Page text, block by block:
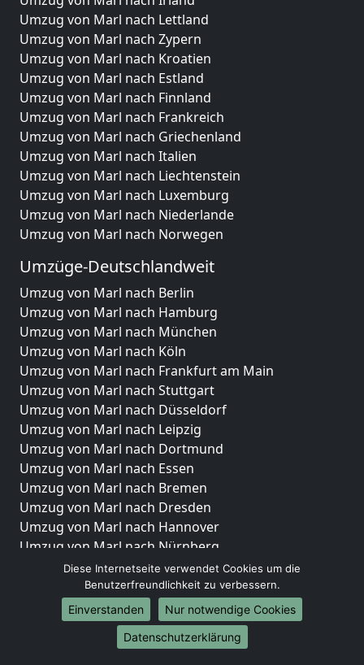
Umzug von Marl nach Lettland
Umzug von Marl nach Zypern
Umzug von Marl nach Kroatien
Umzug von Marl nach Estland
Umzug von Marl nach Finnland
Umzug von Marl nach Frankreich
Umzug von Marl nach Griechenland
Umzug von Marl nach Italien
Umzug von Marl nach Liechtenstein
Umzug von Marl nach Luxemburg
Umzug von Marl nach Niederlande
Umzug von Marl nach Norwegen
Umzüge-Deutschlandweit
Umzug von Marl nach Berlin
Umzug von Marl nach Hamburg
Umzug von Marl nach München
Umzug von Marl nach Köln
Umzug von Marl nach Frankfurt am Main
Umzug von Marl nach Stuttgart
Umzug von Marl nach Düsseldorf
Umzug von Marl nach Leipzig
Umzug von Marl nach Dortmund
Umzug von Marl nach Essen
Umzug von Marl nach Bremen
Umzug von Marl nach Dresden
Umzug von Marl nach Hannover
Umzug von Marl nach Nürnberg
Umzug von Marl nach Duisburg
Umzug von Marl nach Bochum
Umzug von Marl nach Wuppertal
Umzug von Marl nach Bielefeld
Umzug von Marl nach Bonn
Diese Internetseite verwendet Cookies um die
Benutzerfreundlichkeit zu verbessern.
Einverstanden
Nur notwendige Cookies
Datenschutzerklärung